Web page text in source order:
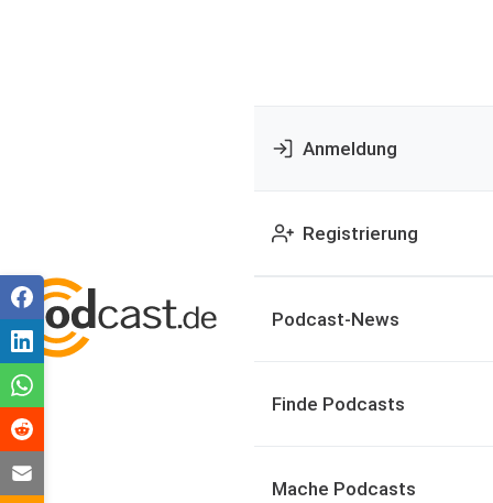
Anmeldung
Registrierung
Podcast-News
Finde Podcasts
Mache Podcasts